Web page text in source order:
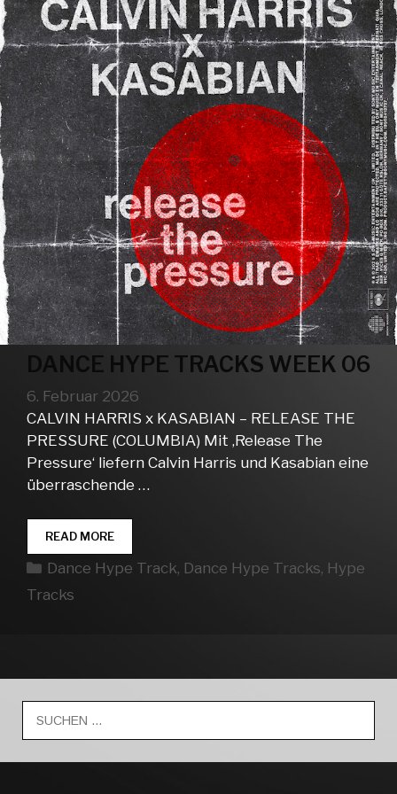
DANCE HYPE TRACKS WEEK 06
6. Februar 2026
CALVIN HARRIS x KASABIAN – RELEASE THE
PRESSURE (COLUMBIA) Mit ‚Release The
Pressure‘ liefern Calvin Harris und Kasabian eine
überraschende …
READ MOREDANCE
HYPE
TRACKS
Kategorien
Dance Hype Track, Dance Hype Tracks, Hype
Tracks
nach: